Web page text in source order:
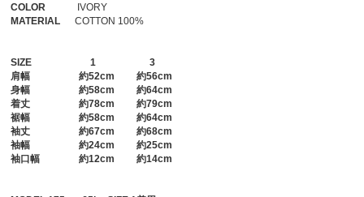
COLOR IVORY
MATERIAL COTTON 100%
SIZE 1
3
肩幅 約52cm 約56cm
身幅 約58cm 約64cm
着丈 約78cm 約79cm
裾幅 約58cm 約64cm
袖丈 約67cm 約68cm
袖幅 約24cm 約25cm
袖口幅 約12cm 約14cm